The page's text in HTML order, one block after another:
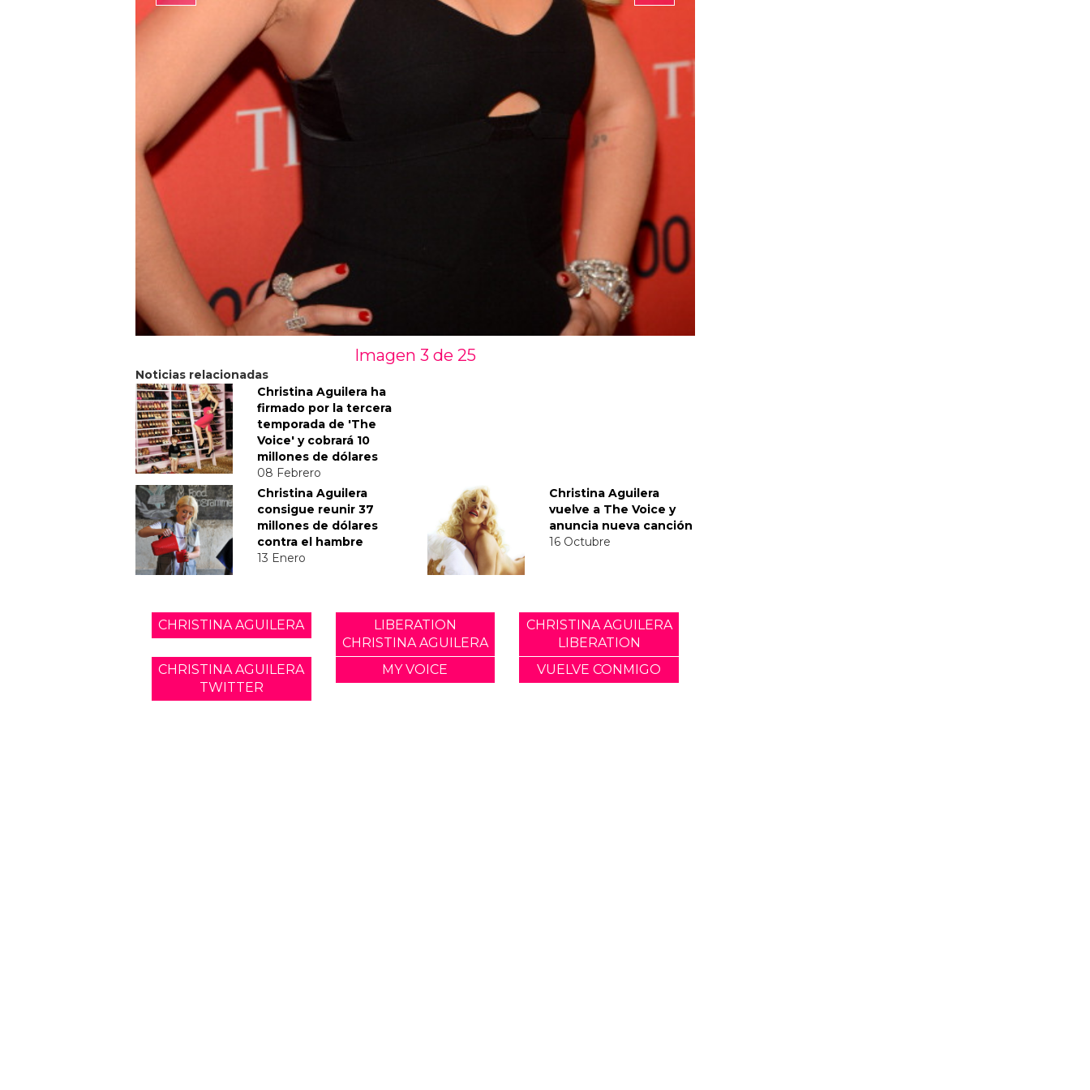
Imagen 3 de 25
Noticias relacionadas
Christina Aguilera ha
firmado por la tercera
temporada de 'The
Voice' y cobrará 10
millones de dólares
08 Febrero
Christina Aguilera
consigue reunir 37
millones de dólares
contra el hambre
13 Enero
Christina Aguilera
vuelve a The Voice y
anuncia nueva canción
16 Octubre
CHRISTINA AGUILERA
LIBERATION
CHRISTINA AGUILERA
CHRISTINA AGUILERA
LIBERATION
CHRISTINA AGUILERA
TWITTER
MY VOICE VUELVE CONMIGO